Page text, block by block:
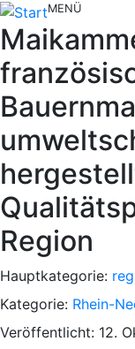
MENÜ
Region
Hauptkategorie:
Kategorie: Rhein-
Veröffentlicht: 12.